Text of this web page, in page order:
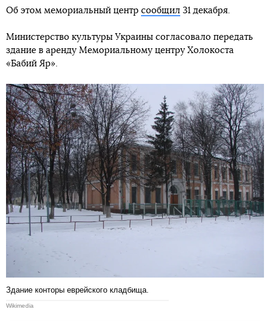
Об этом мемориальный центр сообщил 31 декабря.
Министерство культуры Украины согласовало передать
здание в аренду Мемориальному центру Холокоста
«Бабий Яр».
Здание конторы еврейского кладбища.
Wikimedia